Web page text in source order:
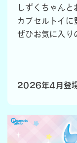
しずくちゃん
カプセルトイに
ぜひお気に入り
2026年4月登